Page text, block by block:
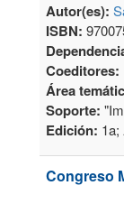
Autor(es):
ISBN:
Coeditores:
Área
Soporte:
Edición: 1a;
Congreso